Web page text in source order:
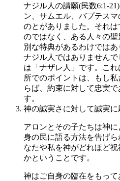
ナジル人の請願(民数6:1-
ン、サムエル、バプテス
のとがありました。それ
のではなく、ある人々の
別な特典があるわけでは
ナジル人ではありません
は「ナザレ人」です。こ
所でのポイントは、もし
らば、約束に対して忠実
す。
神の誠実さに対して誠実に
アロンとその子たちは神
身の民に語る方法を告げ
なたや私を神がどれほど
かということです。
神はご自身の臨在をもっ